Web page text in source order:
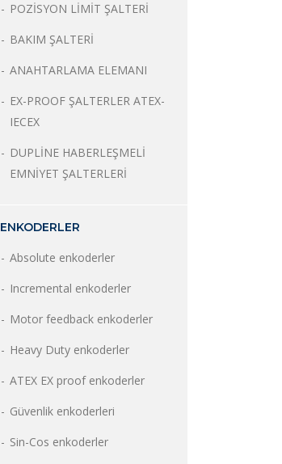
POZİSYON LİMİT ŞALTERİ
BAKIM ŞALTERİ
ANAHTARLAMA ELEMANI
EX-PROOF ŞALTERLER ATEX-
IECEX
DUPLİNE HABERLEŞMELİ
EMNİYET ŞALTERLERİ
ENKODERLER
Absolute enkoderler
Incremental enkoderler
Motor feedback enkoderler
Heavy Duty enkoderler
ATEX EX proof enkoderler
Güvenlik enkoderleri
Sin-Cos enkoderler